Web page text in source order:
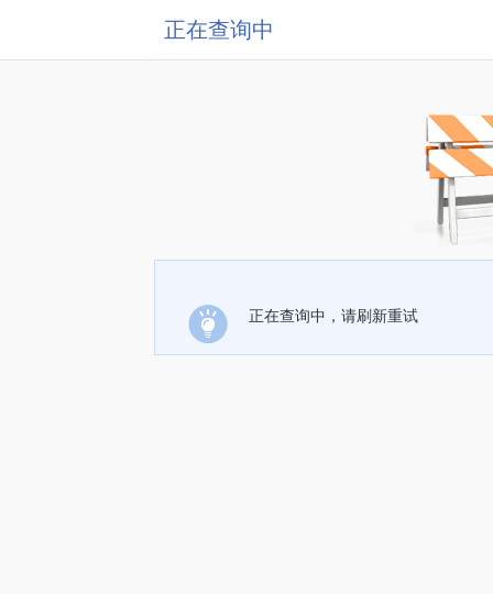
正在查询中
正在查询中，请刷新重试